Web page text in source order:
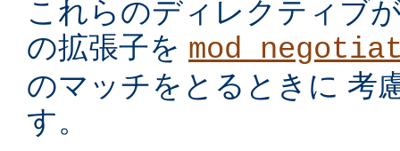
これらのディレクティブ
の拡張子を
のマッチをとるときに 考
す。